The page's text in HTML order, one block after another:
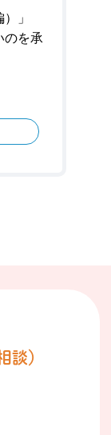
」
のを承
談）